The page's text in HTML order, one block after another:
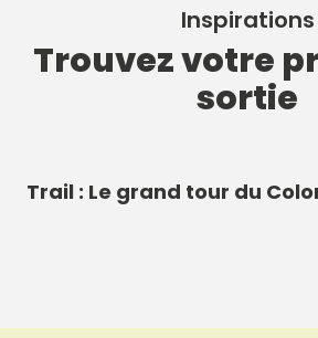
Inspirations
Trouvez votre
sortie
Trail : Le grand tour du